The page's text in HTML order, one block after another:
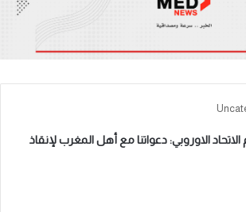
الاوروبي: دعواتنا مع أهل المغرب لإنقاذ